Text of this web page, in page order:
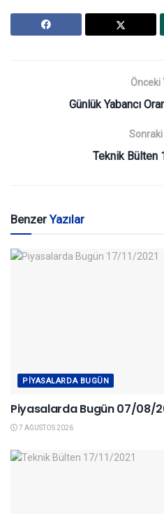
Önceki
Günlük Yabancı
Sonraki
Teknik Bülten
BenzerYazılar
PIYASALARDA BUGÜN
Piyasalarda Bugün 07/08/
7 AĞUSTOS 2026